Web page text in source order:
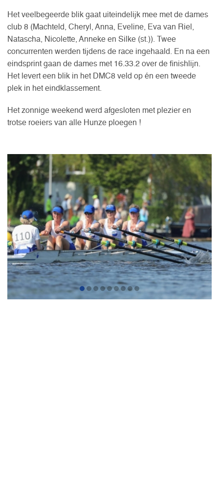
Het veelbegeerde blik gaat uiteindelijk mee met de dames
club 8 (Machteld, Cheryl, Anna, Eveline, Eva van Riel,
Natascha, Nicolette, Anneke en Silke (st.)). Twee
concurrenten werden tijdens de race ingehaald. En na een
eindsprint gaan de dames met 16.33.2 over de finishlijn.
Het levert een blik in het DMC8 veld op én een tweede
plek in het eindklassement.
Het zonnige weekend werd afgesloten met plezier en
trotse roeiers van alle Hunze ploegen !